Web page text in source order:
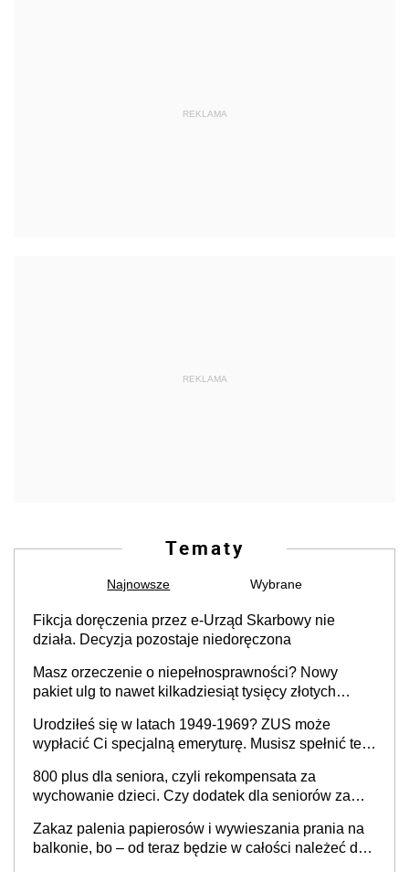
REKLAMA
REKLAMA
Tematy
Najnowsze Wybrane
Fikcja doręczenia przez e-Urząd Skarbowy nie
działa. Decyzja pozostaje niedoręczona
Masz orzeczenie o niepełnosprawności? Nowy
pakiet ulg to nawet kilkadziesiąt tysięcy złotych
Urodziłeś się w latach 1949-1969? ZUS może
wypłacić Ci specjalną emeryturę. Musisz spełnić te
800 plus dla seniora, czyli rekompensata za
wychowanie dzieci. Czy dodatek dla seniorów za
Zakaz palenia papierosów i wywieszania prania na
balkonie, bo – od teraz będzie w całości należeć do